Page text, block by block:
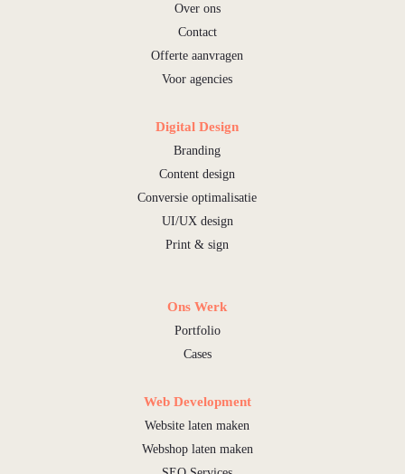
Over ons
Contact
Offerte aanvragen
Voor agencies
Digital Design
Branding
Content design
Conversie optimalisatie
UI/UX design
Print & sign
Ons Werk
Portfolio
Cases
Web Development
Website laten maken
Webshop laten maken